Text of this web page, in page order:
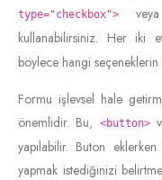
type="checkbox">
kullanabilirsiniz. Her iki
böylece hangi
Formu işlevsel hale
önemlidir. Bu,
<button>
yapılabilir. Buton
yapmak istediğinizi